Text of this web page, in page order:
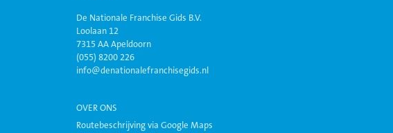
De Nationale Franchise Gids B.V.
Loolaan 12
7315 AA Apeldoorn
(055) 8200 226
info@denationalefranchisegids.nl
OVER ONS
Routebeschrijving via Google Maps